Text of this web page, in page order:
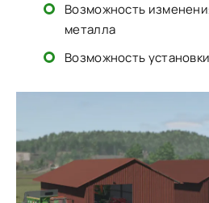
Возможность
металла
Возможность